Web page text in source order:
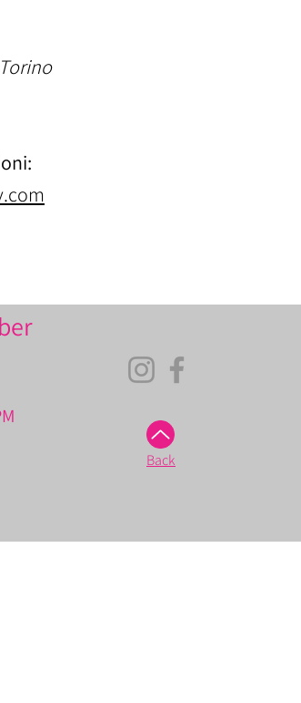
Back